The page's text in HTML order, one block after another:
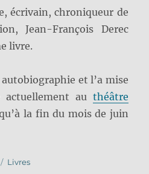
écrivain, chroniqueur de
Jean-François Derec
livre.
et l’a mise
au théâtre
la fin du mois de juin
Catégories
Livres